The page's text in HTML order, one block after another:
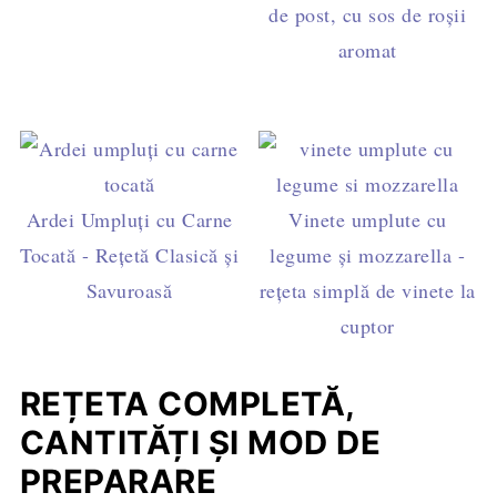
de post, cu sos de roșii
aromat
Ardei Umpluți cu Carne
Tocată - Rețetă Clasică și
Savuroasă
Vinete umplute cu
legume și mozzarella -
rețeta simplă de vinete la
cuptor
REȚETA COMPLETĂ,
CANTITĂȚI ȘI MOD DE
PREPARARE